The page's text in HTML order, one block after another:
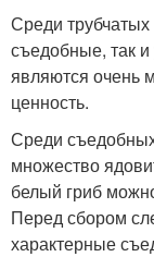
Среди
съедобные, так
являются очень
ценность.
Среди
множество
белый гриб
Перед сбором
характерные